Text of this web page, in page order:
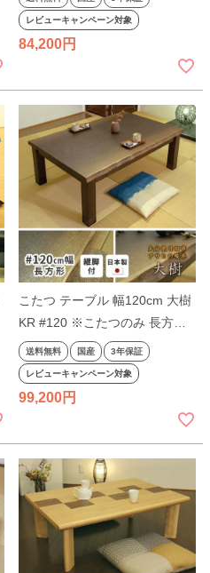
形 角型 天然木 ナチュラル色 日
本製 国産 シック 和風 和室
レビューキャンペーン対象
84,200
こたつ テーブル 幅120cm 大樹
KR #120 ※こたつのみ 長方形
天然木 継脚 継ぎ脚付き 継ぎ足
付き 和風 和モダン 長方形 タモ
アサヒ 日本製 国産 こたつテー
送料無料 国産 3年保証
レビューキャンペーン対象
99,200